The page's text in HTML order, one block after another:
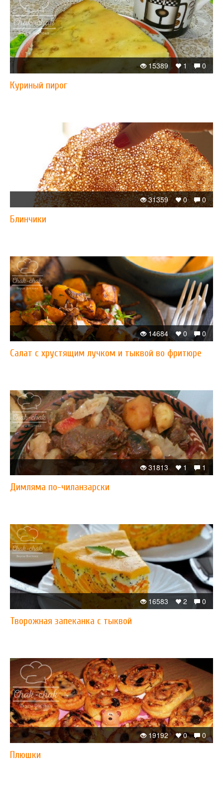
0
1
15389
Куриный пирог
0
0
31359
Блинчики
0
0
14684
Салат с хрустящим лучком и тыквой во фритюре
1
1
31813
Димляма по-чиланзарски
0
2
16583
Творожная запеканка с тыквой
0
0
19192
Плюшки